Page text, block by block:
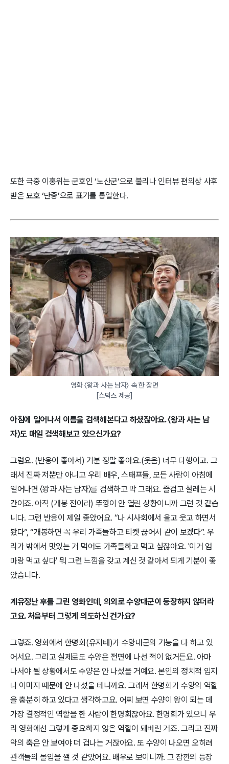
또한 극중 이홍위는 군호인 ‘노산군’으로 불리나 인터뷰 편의상 사후
받은 묘호 ‘단종’으로 표기를 통일한다.
영화 〈왕과 사는 남자〉 속 한 장면
[쇼박스 제공]
아침에 일어나서 이름을 검색해본다고 하셨잖아요. 〈왕과 사는 남
자〉도 매일 검색해보고 있으신가요?
그럼요. (반응이 좋아서) 기분 정말 좋아요.(웃음) 너무 다행이고. 그
래서 진짜 저뿐만 아니고 우리 배우, 스태프들, 모든 사람이 아침에
일어나면 〈왕과 사는 남자〉를 검색하고 막 그래요. 즐겁고 설레는 시
간이죠. 아직 (개봉 전이라) 뚜껑이 안 열린 상황이니까 그런 것 같습
니다. 그런 반응이 제일 좋았어요. “나 시사회에서 울고 웃고 하면서
봤다”, “개봉하면 꼭 우리 가족들하고 티켓 끊어서 같이 보겠다”. 우
리가 밖에서 맛있는 거 먹어도 가족들하고 먹고 싶잖아요. '이거 엄
마랑 먹고 싶다' 뭐 그런 느낌을 갖고 계신 것 같아서 되게 기분이 좋
았습니다.
계유정난 후를 그린 영화인데, 의외로 수양대군이 등장하지 않더라
고요. 처음부터 그렇게 의도하신 건가요?
그렇죠. 영화에서 한명회(유지태)가 수양대군의 기능을 다 하고 있
어서요. 그리고 실제로도 수양은 전면에 나선 적이 없거든요. 아마
나서야 될 상황에서도 수양은 안 나섰을 거예요. 본인의 정치적 입지
나 이미지 때문에 안 나섰을 테니까요. 그래서 한명회가 수양의 역할
을 충분히 하고 있다고 생각하고요. 어찌 보면 수양이 왕이 되는 데
가장 결정적인 역할을 한 사람이 한명회잖아요. 한명회가 있으니 우
리 영화에선 그렇게 중요하지 않은 역할이 돼버린 거죠. 그리고 진짜
악의 축은 안 보여야 더 겁나는 거잖아요. 또 수양이 나오면 오히려
관객들의 몰입을 깰 것 같았어요. 배우로 보이니까. 그 잠깐의 등장